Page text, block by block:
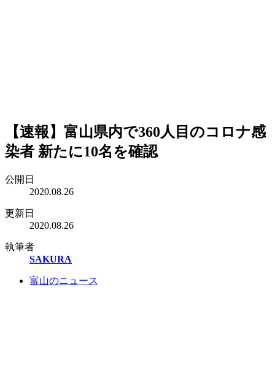
【速報】富山県内で360人目のコロナ感
染者 新たに10名を確認
公開日
2020.08.26
更新日
2020.08.26
執筆者
SAKURA
富山のニュース